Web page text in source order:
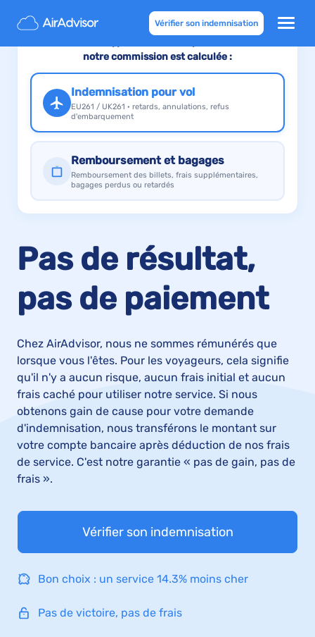
Vérifier son indemnisation
notre commission est calculée :
Indemnisation pour vol
EU261 / UK261 · retards, annulations, refus
d'embarquement
Remboursement et bagages
Remboursement des billets, frais supplémentaires,
bagages perdus ou retardés
Pas de résultat,
pas de paiement
Chez AirAdvisor, nous ne sommes rémunérés que
lorsque vous l'êtes. Pour les voyageurs, cela signifie
qu'il n'y a aucun risque, aucun frais initial et aucun
frais caché pour utiliser notre service. Si nous
obtenons gain de cause pour votre demande
d'indemnisation, nous transférons le montant sur
votre compte bancaire après déduction de nos frais
de service. C'est notre garantie « pas de gain, pas de
frais ».
Vérifier son indemnisation
Bon choix : un service 14.3% moins cher
Pas de victoire, pas de frais